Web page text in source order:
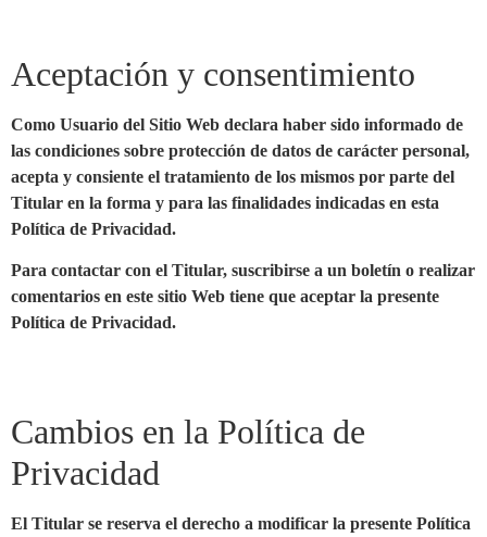
Aceptación y consentimiento
Como Usuario del Sitio Web declara haber sido informado de
las condiciones sobre protección de datos de carácter personal,
acepta y consiente el tratamiento de los mismos por parte del
Titular en la forma y para las finalidades indicadas en esta
Política de Privacidad.
Para contactar con el Titular, suscribirse a un boletín o realizar
comentarios en este sitio Web tiene que aceptar la presente
Política de Privacidad.
Cambios en la Política de
Privacidad
El Titular se reserva el derecho a modificar la presente Política